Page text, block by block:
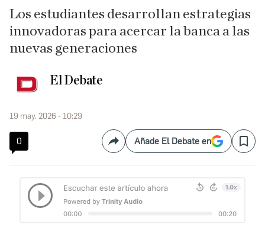
Los estudiantes desarrollan estrategias
innovadoras para acercar la banca a las
nuevas generaciones
El Debate
19 may. 2026 - 10:29
0 CompartirAñade El Debate en Save